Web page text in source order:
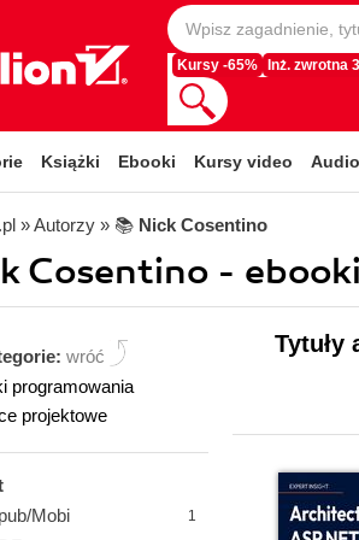
Kursy -65% Inż. zwrotna
Książki Ebooki Kursy video
» Autorzy » 📚 Nick Cosentino
Cosentino - ebooki
wróć
programowania
projektowe
Mobi
1
Tytuły